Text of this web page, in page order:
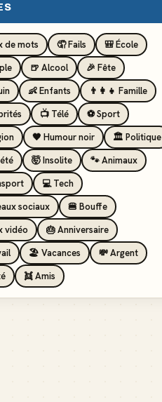
de mots 🤦 Fails
🎒 École
🍺 Alcool
🎉 Fête
👶 Enfants
👨‍👩‍👧 Famille
📺 Télé
⚽ Sport
🖤 Humour noir
🏛️ Politique
🤯 Insolite
🐾 Animaux
💻 Tech
sociaux
🍔 Bouffe
vidéo
🎂 Anniversaire
🏖️ Vacances
💸 Argent
👯 Amis